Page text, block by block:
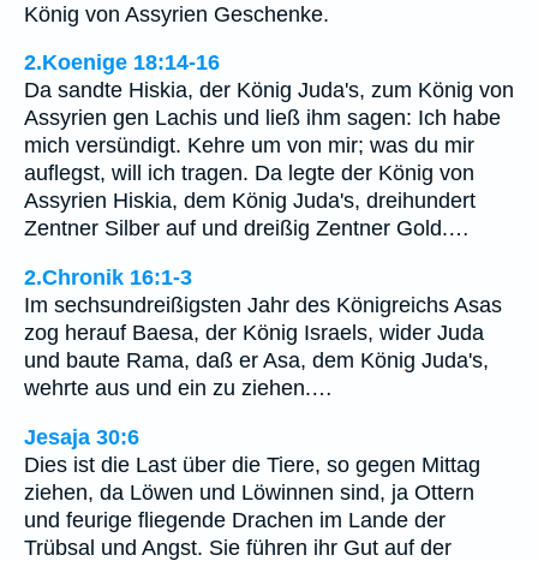
König von Assyrien Geschenke.
2.Koenige 18:14-16
Da sandte Hiskia, der König Juda's, zum König von
Assyrien gen Lachis und ließ ihm sagen: Ich habe
mich versündigt. Kehre um von mir; was du mir
auflegst, will ich tragen. Da legte der König von
Assyrien Hiskia, dem König Juda's, dreihundert
Zentner Silber auf und dreißig Zentner Gold.…
2.Chronik 16:1-3
Im sechsundreißigsten Jahr des Königreichs Asas
zog herauf Baesa, der König Israels, wider Juda
und baute Rama, daß er Asa, dem König Juda's,
wehrte aus und ein zu ziehen.…
Jesaja 30:6
Dies ist die Last über die Tiere, so gegen Mittag
ziehen, da Löwen und Löwinnen sind, ja Ottern
und feurige fliegende Drachen im Lande der
Trübsal und Angst. Sie führen ihr Gut auf der